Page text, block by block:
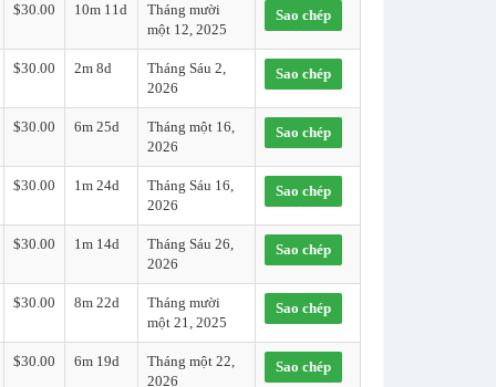
$30.00 10m 11d
Tháng mười
một 12, 2025
Sao chép
$30.00 2m 8d
Tháng Sáu 2,
2026
Sao chép
$30.00 6m 25d
Tháng một 16,
2026
Sao chép
$30.00 1m 24d
Tháng Sáu 16,
2026
Sao chép
$30.00 1m 14d
Tháng Sáu 26,
2026
Sao chép
$30.00 8m 22d
Tháng mười
một 21, 2025
Sao chép
$30.00 6m 19d
Tháng một 22,
2026
Sao chép